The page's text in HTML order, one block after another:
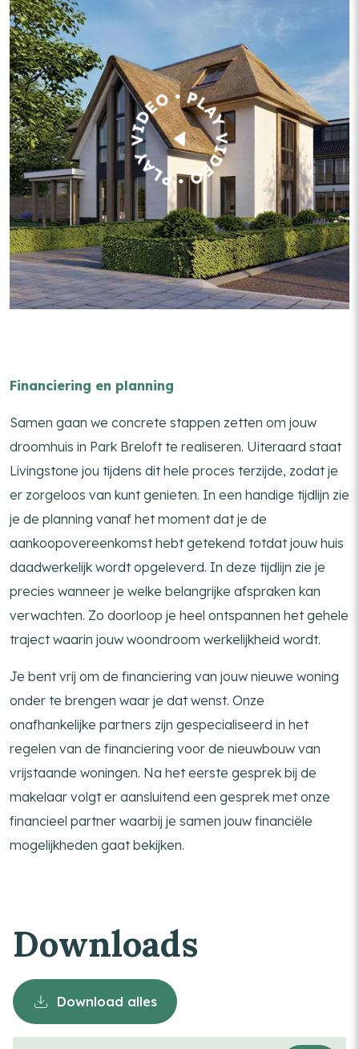
Financiering en planning
Samen gaan we concrete stappen zetten om jouw
droomhuis in Park Breloft te realiseren. Uiteraard staat
Livingstone jou tijdens dit hele proces terzijde, zodat je
er zorgeloos van kunt genieten. In een handige tijdlijn zie
je de planning vanaf het moment dat je de
aankoopovereenkomst hebt getekend totdat jouw huis
daadwerkelijk wordt opgeleverd. In deze tijdlijn zie je
precies wanneer je welke belangrijke afspraken kan
verwachten. Zo doorloop je heel ontspannen het gehele
traject waarin jouw woondroom werkelijkheid wordt.
Je bent vrij om de financiering van jouw nieuwe woning
onder te brengen waar je dat wenst. Onze
onafhankelijke partners zijn gespecialiseerd in het
regelen van de financiering voor de nieuwbouw van
vrijstaande woningen. Na het eerste gesprek bij de
makelaar volgt er aansluitend een gesprek met onze
financieel partner waarbij je samen jouw financiële
mogelijkheden gaat bekijken.
Downloads
Download alles